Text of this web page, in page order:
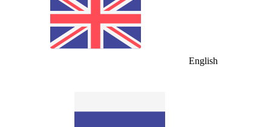
English